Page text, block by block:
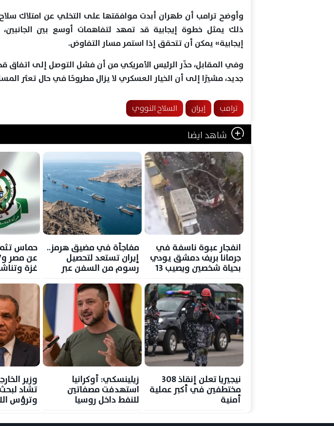
وأوضح ترامب أن طهران أبدت موافقتها على التخلي عن امتلاك
ذلك يمثل خطوة إيجابية قد تمهد لتفاهمات أوسع بين الجانبين،
إيجابية» يمكن أن تتحقق إذا استمر مسار التفاوض.
وفي المقابل، حذّر الرئيس الأمريكي من أن فشل التوصل إلى اتفاق
جديد، مشيرًا إلى أن الخيار العسكري لا يزال مطروحًا في حال تعثر
ترامب إيران السلاح النووي
شاهد ايضا
انفجار عبوة ناسفة في
جرمانا بريف دمشق يودي
بحياة شخصين ويصيب 13
مفاجأة في مضيق هرمز..
إيران تستعد لتحصيل
رسوم من السفن عبر
حماس
غزة
نيجيريا تعلن إنقاذ 308
مختطفين في أكبر عملية
أمنية
زيلينسكي: أوكرانيا
استهدفت مصفاتين
للنفط داخل روسيا
وزير
تشاد لبحث
وترؤس